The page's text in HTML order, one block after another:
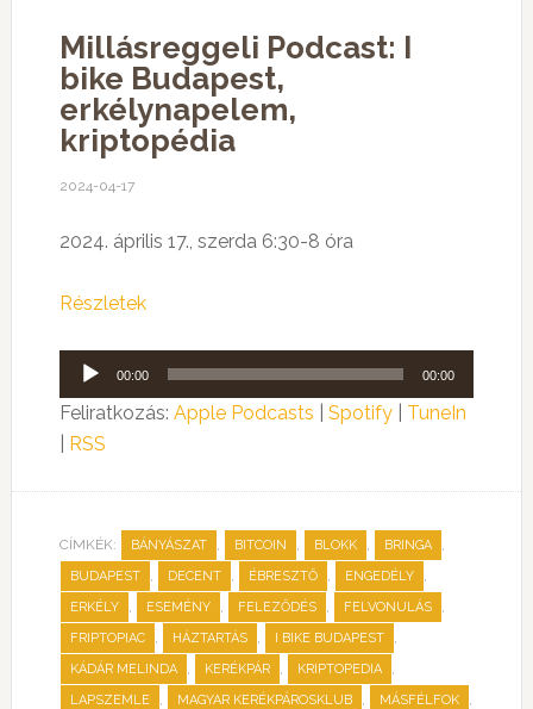
Millásreggeli Podcast: I
bike Budapest,
erkélynapelem,
kriptopédia
2024-04-17
2024. április 17., szerda 6:30-8 óra
Részletek
Audió
lejátszó
00:00 00:00
Feliratkozás: Apple Podcasts Spotify| TuneIn
RSS
CÍMKÉK: BÁNYÁSZAT , BITCOIN , BLOKK , BRINGA ,
BUDAPEST , DECENT , ÉBRESZTŐ , ENGEDÉLY ,
ERKÉLY , ESEMÉNY , FELEZŐDÉS , FELVONULÁS ,
FRIPTOPIAC , HÁZTARTÁS , I BIKE BUDAPEST ,
KÁDÁR MELINDA , KERÉKPÁR , KRIPTOPEDIA ,
LAPSZEMLE , MAGYAR KERÉKPÁROSKLUB , MÁSFÉLFOK ,